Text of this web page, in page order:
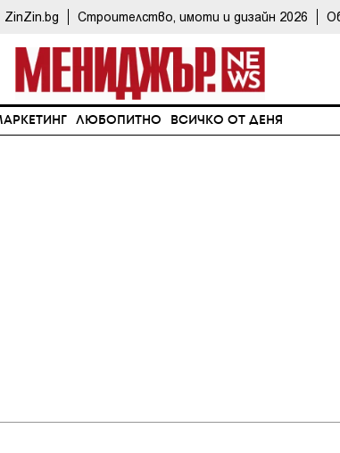
ZinZin.bg Строителство, имоти и дизайн 2026
ЛЮБОПИТНО ВСИЧКО ОТ ДЕНЯ